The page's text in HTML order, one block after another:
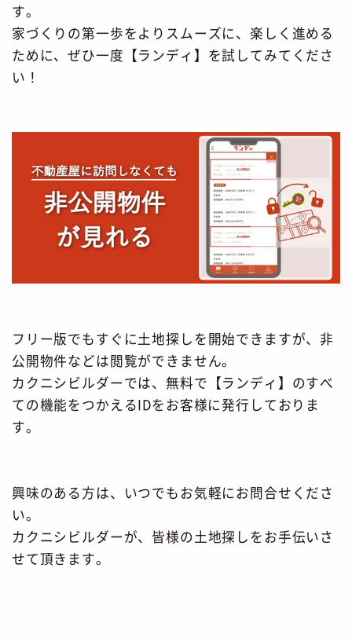
す。
家づくりの第一歩をよりスムーズに、楽しく進める
ために、ぜひ一度【ランディ】を試してみてくださ
い！
フリー版でもすぐに土地探しを開始できますが、非
公開物件などは閲覧ができません。
カクニシビルダーでは、無料で【ランディ】のすべ
ての機能をつかえるIDをお客様に発行しておりま
す。
興味のある方は、いつでもお気軽にお問合せくださ
い。
カクニシビルダーが、皆様の土地探しをお手伝いさ
せて頂きます。